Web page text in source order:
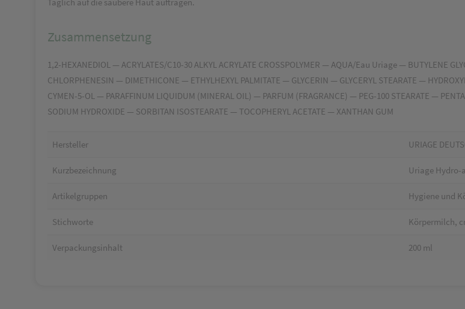
Zusammensetzung
1,2-HEXANEDIOL — ACRYLATES/C10-30 ALKYL ACRYLATE CROSSPOLYMER — AQUA/Eau Uriage — BUTYLENE
CHLORPHENESIN — DIMETHICONE — ETHYLHEXYL PALMITATE — GLYCERIN — GLYCERYL STEARATE —
CYMEN-5-OL — PARAFFINUM LIQUIDUM (MINERAL OIL) — PARFUM (FRAGRANCE) — PEG-100 STEARATE —
SODIUM HYDROXIDE — SORBITAN ISOSTEARATE — TOCOPHERYL ACETATE — XANTHAN GUM
Hersteller URIAGE
Kurzbezeichnung Uriage Hydro-
Artikelgruppen Hygiene und
Stichworte Körpermilch,
Verpackungsinhalt 200 ml